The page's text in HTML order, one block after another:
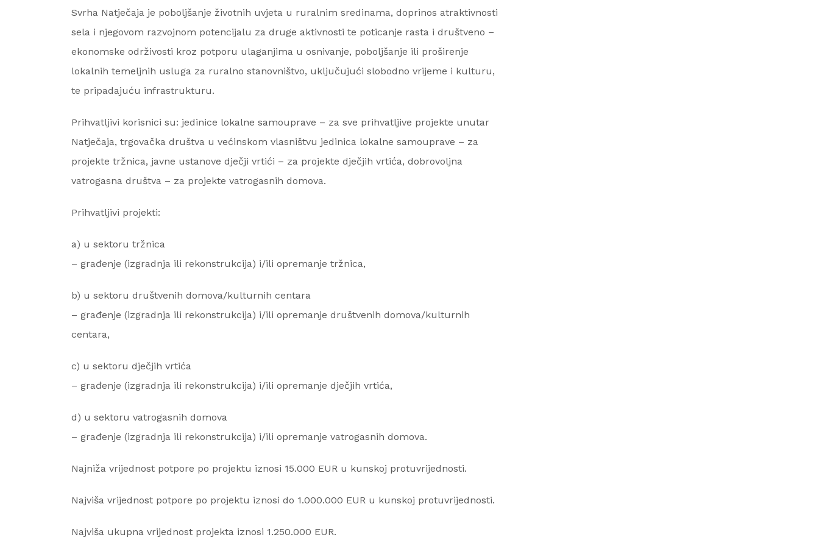
Svrha Natječaja je poboljšanje životnih uvjeta u ruralnim sredinama, doprinos atraktivnosti
sela i njegovom razvojnom potencijalu za druge aktivnosti te poticanje rasta i društveno –
ekonomske održivosti kroz potporu ulaganjima u osnivanje, poboljšanje ili proširenje
lokalnih temeljnih usluga za ruralno stanovništvo, uključujući slobodno vrijeme i kulturu,
te pripadajuću infrastrukturu.
Prihvatljivi korisnici su: jedinice lokalne samouprave – za sve prihvatljive projekte unutar
Natječaja, trgovačka društva u većinskom vlasništvu jedinica lokalne samouprave – za
projekte tržnica, javne ustanove dječji vrtići – za projekte dječjih vrtića, dobrovoljna
vatrogasna društva – za projekte vatrogasnih domova.
Prihvatljivi projekti:
a) u sektoru tržnica
– građenje (izgradnja ili rekonstrukcija) i/ili opremanje tržnica,
b) u sektoru društvenih domova/kulturnih centara
– građenje (izgradnja ili rekonstrukcija) i/ili opremanje društvenih domova/kulturnih
centara,
c) u sektoru dječjih vrtića
– građenje (izgradnja ili rekonstrukcija) i/ili opremanje dječjih vrtića,
d) u sektoru vatrogasnih domova
– građenje (izgradnja ili rekonstrukcija) i/ili opremanje vatrogasnih domova.
Najniža vrijednost potpore po projektu iznosi 15.000 EUR u kunskoj protuvrijednosti.
Najviša vrijednost potpore po projektu iznosi do 1.000.000 EUR u kunskoj protuvrijednosti.
Najviša ukupna vrijednost projekta iznosi 1.250.000 EUR.